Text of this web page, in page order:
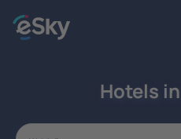
Hotels